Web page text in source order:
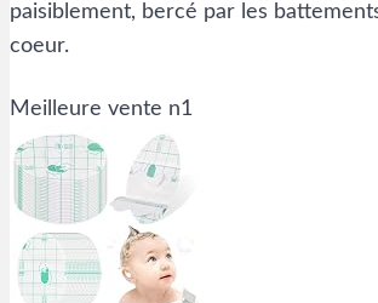
paisiblement, bercé par les
coeur.
Meilleure vente n1